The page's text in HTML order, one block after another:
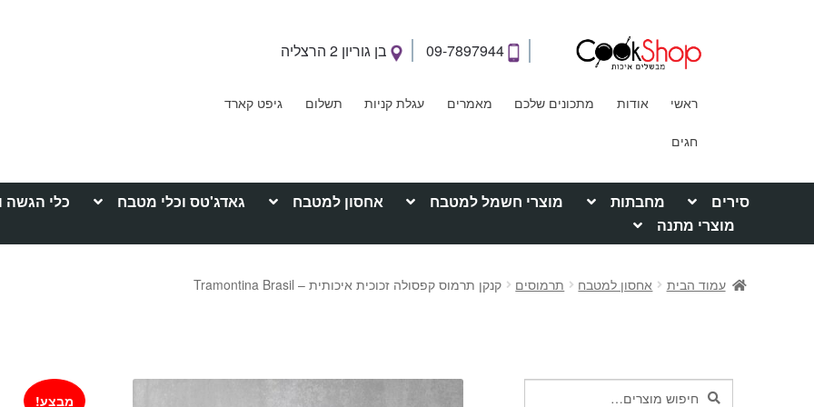
09-7897944 בן גוריון 2 הרצליה
ראשי אודות מתכונים שלכם מאמרים עגלת קניות תשלום גיפט קארד
חגים
סירים מחבתות מוצרי חשמל למטבח אחסון למטבח גאדג'טס וכלי מטבח כלי הגשה
מוצרי מתנה
עמוד הבית אחסון למטבח תרמוסים קנקן תרמוס קפסולה זכוכית איכותית – Tramontina Brasil
מבצע!
חיפושחיפוש